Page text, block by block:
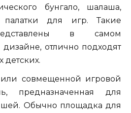
бунгало, шалаша,
для игр. Такие
в самом
дизайне, отлично подходят
детских.
совмещенной игровой
предназначенная для
Обычно площадка для